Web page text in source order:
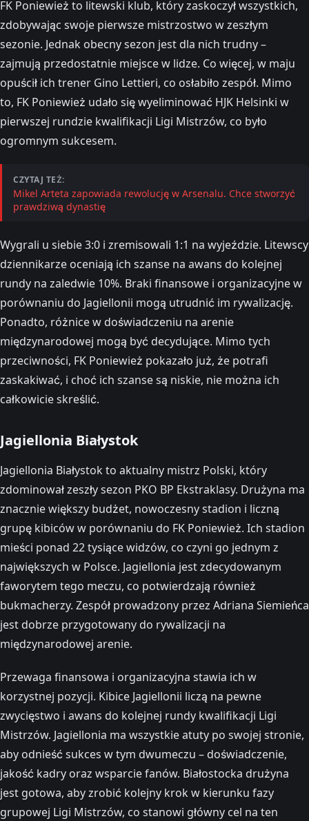
FK Poniewież to litewski klub, który zaskoczył wszystkich,
zdobywając swoje pierwsze mistrzostwo w zeszłym
sezonie. Jednak obecny sezon jest dla nich trudny –
zajmują przedostatnie miejsce w lidze. Co więcej, w maju
opuścił ich trener Gino Lettieri, co osłabiło zespół. Mimo
to, FK Poniewież udało się wyeliminować HJK Helsinki w
pierwszej rundzie kwalifikacji Ligi Mistrzów, co było
ogromnym sukcesem.
CZYTAJ TEŻ:
Mikel Arteta zapowiada rewolucję w Arsenalu. Chce stworzyć
prawdziwą dynastię
Wygrali u siebie 3:0 i zremisowali 1:1 na wyjeździe. Litewscy
dziennikarze oceniają ich szanse na awans do kolejnej
rundy na zaledwie 10%. Braki finansowe i organizacyjne w
porównaniu do Jagiellonii mogą utrudnić im rywalizację.
Ponadto, różnice w doświadczeniu na arenie
międzynarodowej mogą być decydujące. Mimo tych
przeciwności, FK Poniewież pokazało już, że potrafi
zaskakiwać, i choć ich szanse są niskie, nie można ich
całkowicie skreślić.
Jagiellonia Białystok
Jagiellonia Białystok to aktualny mistrz Polski, który
zdominował zeszły sezon PKO BP Ekstraklasy. Drużyna ma
znacznie większy budżet, nowoczesny stadion i liczną
grupę kibiców w porównaniu do FK Poniewież. Ich stadion
mieści ponad 22 tysiące widzów, co czyni go jednym z
największych w Polsce. Jagiellonia jest zdecydowanym
faworytem tego meczu, co potwierdzają również
bukmacherzy. Zespół prowadzony przez Adriana Siemieńca
jest dobrze przygotowany do rywalizacji na
międzynarodowej arenie.
Przewaga finansowa i organizacyjna stawia ich w
korzystnej pozycji. Kibice Jagiellonii liczą na pewne
zwycięstwo i awans do kolejnej rundy kwalifikacji Ligi
Mistrzów. Jagiellonia ma wszystkie atuty po swojej stronie,
aby odnieść sukces w tym dwumeczu – doświadczenie,
jakość kadry oraz wsparcie fanów. Białostocka drużyna
jest gotowa, aby zrobić kolejny krok w kierunku fazy
grupowej Ligi Mistrzów, co stanowi główny cel na ten